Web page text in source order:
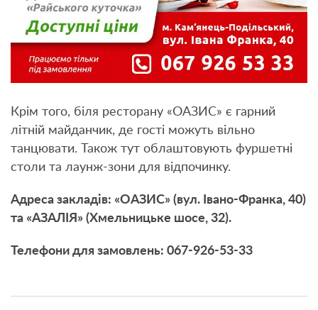
Крім того, біля ресторану «ОАЗИС» є гарний
літній майданчик, де гості можуть вільно
танцювати. Також тут облаштовують фуршетні
столи та лаунж-зони для відпочинку.
Адреса закладів: «ОАЗИС» (вул. Івано-Франка, 40)
та «АЗАЛІЯ» (Хмельницьке шосе, 32).
Телефони для замовлень: 067-926-53-33